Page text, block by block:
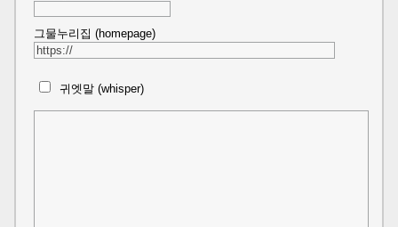
그물누리집 (homepage)
귀엣말 (whisper)